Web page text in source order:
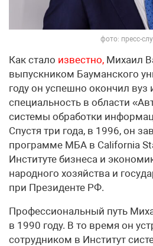
фото: пресс-
Как стало известно, Михаил
выпускником Бауманского
году он успешно окончил вуз
специальность в области
системы обработки
Спустя три года, в 1996, он
программе МБА в California
Институте бизнеса и
народного хозяйства и
при Президенте РФ.
Профессиональный путь
в 1990 году. В то время он
сотрудником в Институт